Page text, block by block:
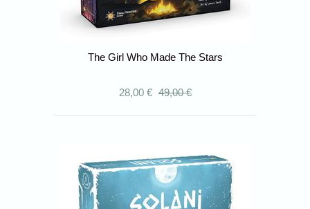
The Girl Who Made The Stars
28,00 € 49,00 €